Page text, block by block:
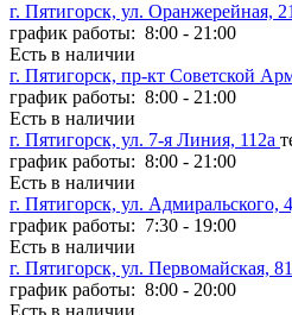
г. Пятигорск, ул. Оранжерейная,
график работы: 8:00 - 21:00
Есть в наличии
г. Пятигорск, пр-кт Советской
график работы: 8:00 - 21:00
Есть в наличии
г. Пятигорск, ул. 7-я Линия, 112а
график работы: 8:00 - 21:00
Есть в наличии
г. Пятигорск, ул. Адмиральского,
график работы: 7:30 - 19:00
Есть в наличии
г. Пятигорск, ул. Первомайская,
график работы: 8:00 - 20:00
Есть в наличии